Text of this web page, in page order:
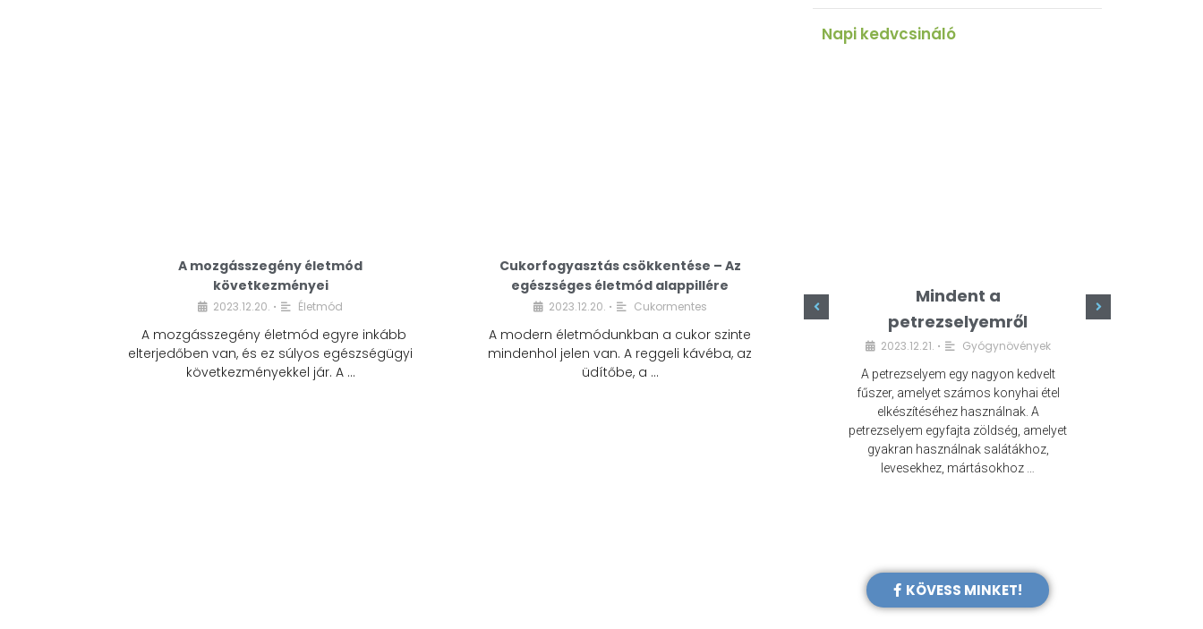
A mozgásszegény életmód
következményei
2023.12.20. • Életmód
A mozgásszegény életmód egyre inkább
elterjedőben van, és ez súlyos egészségügyi
következményekkel jár. A …
Cukorfogyasztás csökkentése – Az
egészséges életmód alappillére
2023.12.20. • Cukormentes
A modern életmódunkban a cukor szinte
mindenhol jelen van. A reggeli kávéba, az
üdítőbe, a …
Napi kedvcsináló
Cukorfogyasztás
egészséges életmód
alappillére
Mindent a
petrezselyemről
2023.12.21. • Gyógynövények
A petrezselyem egy nagyon kedvelt
fűszer, amelyet számos konyhai étel
elkészítéséhez használnak. A
petrezselyem egyfajta zöldség, amelyet
gyakran használnak salátákhoz,
levesekhez, mártásokhoz …
KÖVESS MINKET!